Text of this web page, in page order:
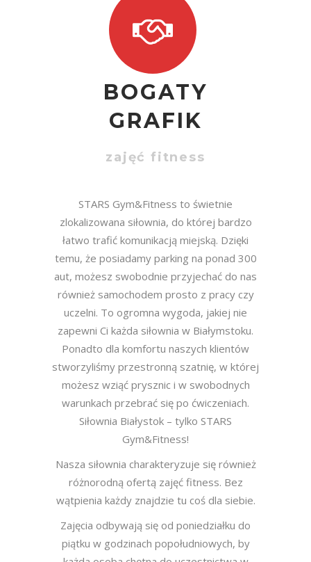
BOGATY
GRAFIK
zajęć fitness
STARS Gym&Fitness to świetnie
zlokalizowana siłownia, do której bardzo
łatwo trafić komunikacją miejską. Dzięki
temu, że posiadamy parking na ponad 300
aut, możesz swobodnie przyjechać do nas
również samochodem prosto z pracy czy
uczelni. To ogromna wygoda, jakiej nie
zapewni Ci każda siłownia w Białymstoku.
Ponadto dla komfortu naszych klientów
stworzyliśmy przestronną szatnię, w której
możesz wziąć prysznic i w swobodnych
warunkach przebrać się po ćwiczeniach.
Siłownia Białystok – tylko STARS
Gym&Fitness!
Nasza siłownia charakteryzuje się również
różnorodną ofertą zajęć fitness. Bez
wątpienia każdy znajdzie tu coś dla siebie.
Zajęcia odbywają się od poniedziałku do
piątku w godzinach popołudniowych, by